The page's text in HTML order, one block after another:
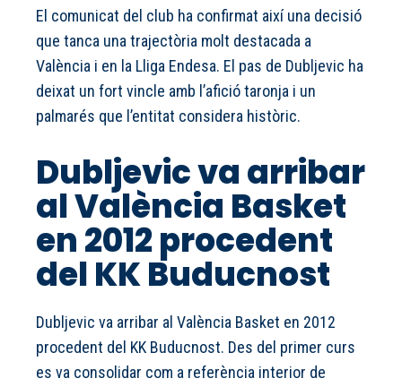
El comunicat del club ha confirmat així una decisió
que tanca una trajectòria molt destacada a
València i en la Lliga Endesa. El pas de Dubljevic ha
deixat un fort vincle amb l’afició taronja i un
palmarés que l’entitat considera històric.
Dubljevic va arribar
al València Basket
en 2012 procedent
del KK Buducnost
Dubljevic va arribar al València Basket en 2012
procedent del KK Buducnost. Des del primer curs
es va consolidar com a referència interior de